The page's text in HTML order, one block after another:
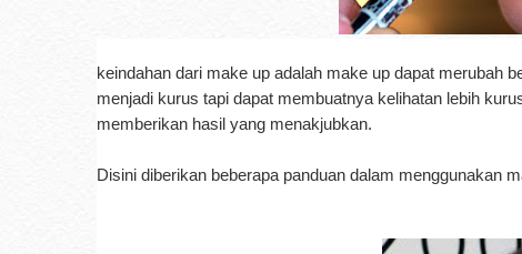
keindahan dari make up adalah make up dapat merubah
menjadi kurus tapi dapat membuatnya kelihatan lebih
memberikan hasil yang menakjubkan.
Disini diberikan beberapa panduan dalam menggunakan